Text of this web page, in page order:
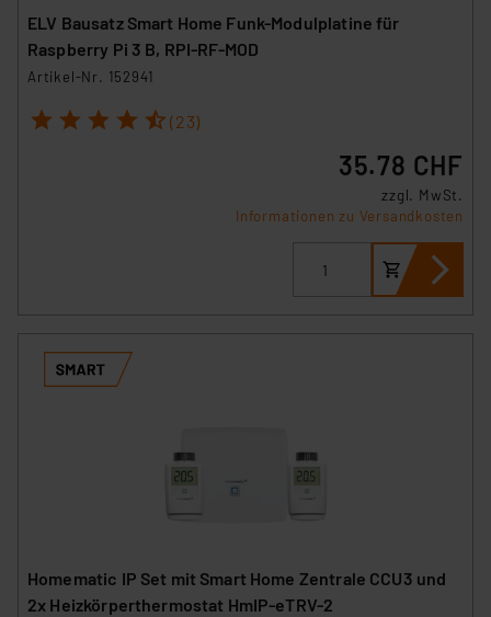
ELV Bausatz Smart Home Funk-Modulplatine für
Raspberry Pi 3 B, RPI-RF-MOD
Artikel-Nr. 152941
1 2 3 4 5 (23)
35.78 CHF
zzgl. MwSt.
Informationen zu Versandkosten
Homematic IP Set mit Smart Home Zentrale CCU3 und
2x Heizkörperthermostat HmIP-eTRV-2